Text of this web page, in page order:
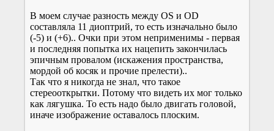
В моем случае разность между OS и OD
составляла 11 диоптрий, то есть изначально было
(-5) и (+6).. Очки при этом неприменимы - первая
и последняя попытка их нацепить закончилась
эпичным провалом (искажения пространства,
мордой об косяк и прочие прелести)..
Так что я никогда не знал, что такое
стереооткрытки. Потому что видеть их мог только
как лягушка. То есть надо было двигать головой,
иначе изображение оставалось плоским.